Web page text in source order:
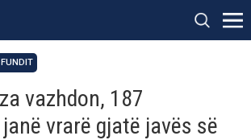
vazhdon, 187
vrarë gjatë javës së